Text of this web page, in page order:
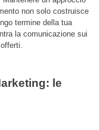
non solo costruisce
termine della tua
la comunicazione sui
le